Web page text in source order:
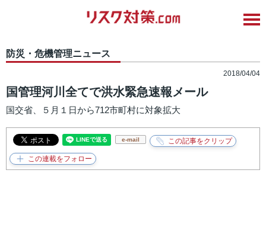
防災・危機管理ニュース
2018/04/04
国管理河川全てで洪水緊急速報メール
国交省、５月１日から712市町村に対象拡大
e-mail